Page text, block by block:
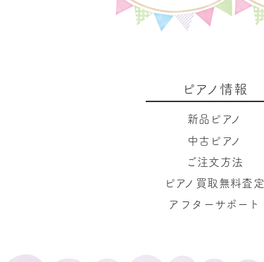
ピアノ情報
新品ピアノ
中古ピアノ
ご注文方法
ピアノ買取無料査定
アフターサポート